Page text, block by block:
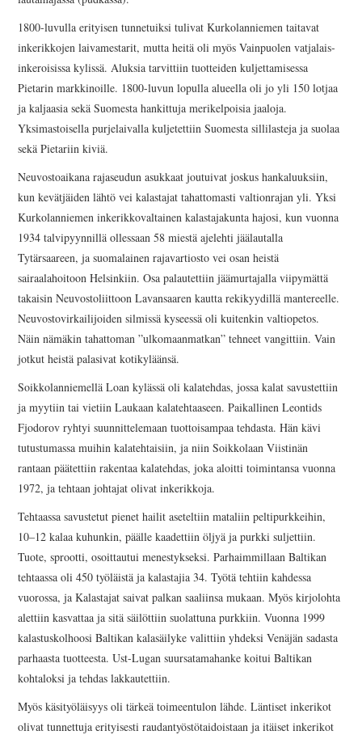
1800-luvulla erityisen tunnetuiksi tulivat Kurkolanniemen taitavat
inkerikkojen laivamestarit, mutta heitä oli myös Vainpuolen vatjalais-
inkeroisissa kylissä. Aluksia tarvittiin tuotteiden kuljettamisessa
Pietarin markkinoille. 1800-luvun lopulla alueella oli jo yli 150 lotjaa
ja kaljaasia sekä Suomesta hankittuja merikelpoisia jaaloja.
Yksimastoisella purjelaivalla kuljetettiin Suomesta sillilasteja ja suolaa
sekä Pietariin kiviä.
Neuvostoaikana rajaseudun asukkaat joutuivat joskus hankaluuksiin,
kun kevätjäiden lähtö vei kalastajat tahattomasti valtionrajan yli. Yksi
Kurkolanniemen inkerikkovaltainen kalastajakunta hajosi, kun vuonna
1934 talvipyynnillä ollessaan 58 miestä ajelehti jäälautalla
Tytärsaareen, ja suomalainen rajavartiosto vei osan heistä
sairaalahoitoon Helsinkiin. Osa palautettiin jäämurtajalla viipymättä
takaisin Neuvostoliittoon Lavansaaren kautta rekikyydillä mantereelle.
Neuvostovirkailijoiden silmissä kyseessä oli kuitenkin valtiopetos.
Näin nämäkin tahattoman ”ulkomaanmatkan” tehneet vangittiin. Vain
jotkut heistä palasivat kotikyläänsä.
Soikkolanniemellä Loan kylässä oli kalatehdas, jossa kalat savustettiin
ja myytiin tai vietiin Laukaan kalatehtaaseen. Paikallinen Leontids
Fjodorov ryhtyi suunnittelemaan tuottoisampaa tehdasta. Hän kävi
tutustumassa muihin kalatehtaisiin, ja niin Soikkolaan Viistinän
rantaan päätettiin rakentaa kalatehdas, joka aloitti toimintansa vuonna
1972, ja tehtaan johtajat olivat inkerikkoja.
Tehtaassa savustetut pienet hailit aseteltiin mataliin peltipurkkeihin,
10–12 kalaa kuhunkin, päälle kaadettiin öljyä ja purkki suljettiin.
Tuote, sprootti, osoittautui menestykseksi. Parhaimmillaan Baltikan
tehtaassa oli 450 työläistä ja kalastajia 34. Työtä tehtiin kahdessa
vuorossa, ja Kalastajat saivat palkan saaliinsa mukaan. Myös kirjolohta
alettiin kasvattaa ja sitä säilöttiin suolattuna purkkiin. Vuonna 1999
kalastuskolhoosi Baltikan kalasäilyke valittiin yhdeksi Venäjän sadasta
parhaasta tuotteesta. Ust-Lugan suursatamahanke koitui Baltikan
kohtaloksi ja tehdas lakkautettiin.
Myös käsityöläisyys oli tärkeä toimeentulon lähde. Läntiset inkerikot
olivat tunnettuja erityisesti raudantyöstötaidoistaan ja itäiset inkerikot